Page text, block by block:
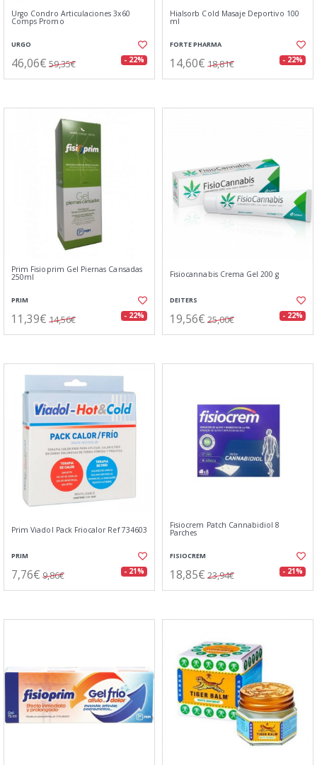
Urgo Condro Articulaciones 3x60
Comps Promo
URGO
46,06€ 59,35€ - 22%
Hialsorb Cold Masaje Deportivo 100
ml
FORTE PHARMA
14,60€ 18,81€ - 22%
Prim Fisioprim Gel Piernas Cansadas
250ml
PRIM
11,39€ 14,56€ - 22%
Fisiocannabis Crema Gel 200 g
DEITERS
19,56€ 25,00€ - 22%
Prim Viadol Pack Friocalor Ref 734603
PRIM
7,76€ 9,86€ - 21%
Fisiocrem Patch Cannabidiol 8
Parches
FISIOCREM
18,85€ 23,94€ - 21%